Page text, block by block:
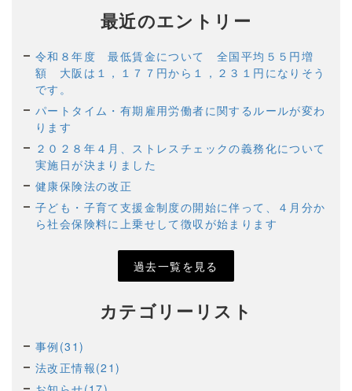
最近のエントリー
令和８年度 最低賃金について 全国平均５５円増
額 大阪は１，１７７円から１，２３１円になりそう
です。
パートタイム・有期雇用労働者に関するルールが変わ
ります
２０２８年４月、ストレスチェックの義務化について
実施日が決まりました
健康保険法の改正
子ども・子育て支援金制度の開始に伴って、４月分か
ら社会保険料に上乗せして徴収が始まります
過去一覧を見る
カテゴリーリスト
事例(31)
法改正情報(21)